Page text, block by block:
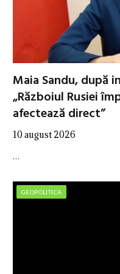
Maia Sandu, după
„Războiul Rusiei
afectează direct”
10 august 2026
…
GEOPOLITICA